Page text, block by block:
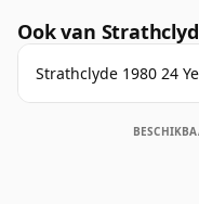
Ook van
Strathclyde 1980 24